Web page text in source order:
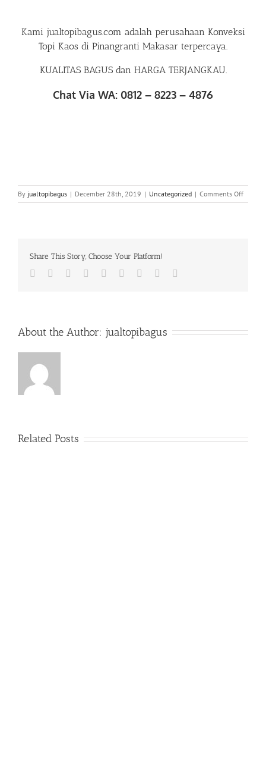
Kami jualtopibagus.com adalah perusahaan Konveksi
Topi Kaos di Pinangranti Makasar terpercaya.
KUALITAS BAGUS dan HARGA TERJANGKAU.
Chat Via WA: 0812 – 8223 – 4876
By jualtopibagus | December 28th, 2019 | Uncategorized | Comments Offon
WA
Share This Story, Choose Your Platform!
Facebook
TwitterLinkedIn
Reddit Whatsapp
TumblrPinterest
About the Author: jualtopibagus
Related Posts